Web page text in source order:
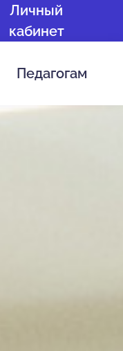
Личный
кабинет
Педагогам